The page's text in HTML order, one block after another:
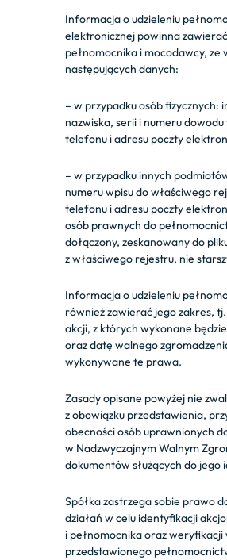
Informacja o udzieleniu
elektronicznej powinna
pełnomocnika i mocodawcy, ze
następujących danych:
– w przypadku osób fizycznych:
nazwiska, serii i numeru
telefonu i adresu poczty
– w przypadku innych
numeru wpisu do właściwego
telefonu i adresu poczty
osób prawnych do
dołączony, zeskanowany do
z właściwego rejestru, nie
Informacja o udzieleniu
również zawierać jego zakres,
akcji, z których wykonane
oraz datę walnego
wykonywane te prawa.
Zasady opisane powyżej nie
z obowiązku przedstawienia,
obecności osób uprawnionych
w Nadzwyczajnym Walnym
dokumentów służących do jego
Spółka zastrzega sobie prawo
działań w celu identyfikacji
i pełnomocnika oraz weryfikacji
przedstawionego